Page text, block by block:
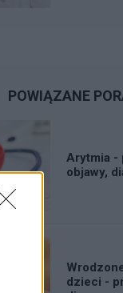
POWIĄZANE
Arytmia -
objawy,
dzieci -